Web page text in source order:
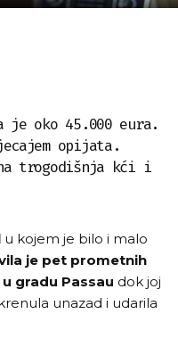
je oko 45.000 eura.
opijata.
trogodišnja kći i
u kojem je bilo i malo
je pet prometnih
gradu Passau dok joj
unazad i udarila